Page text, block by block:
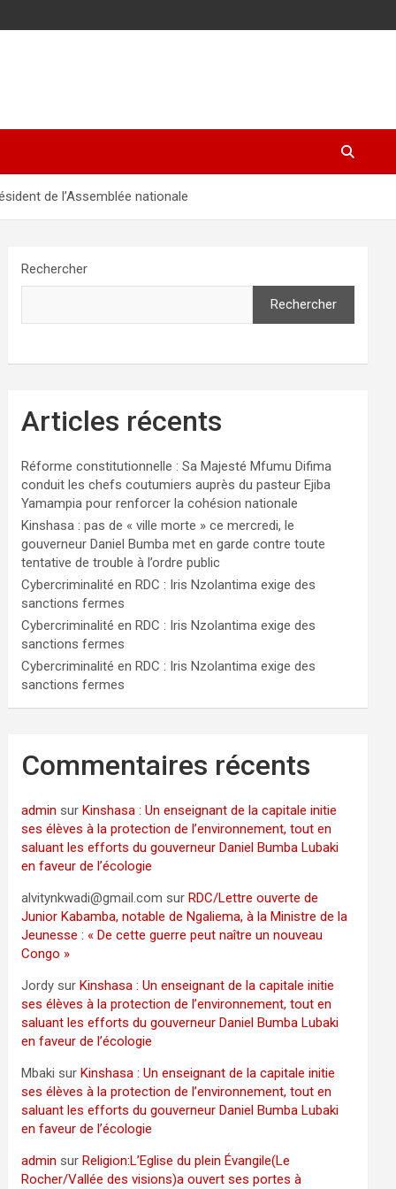
de l’Assemblée nationale
Rechercher
Rechercher
Articles récents
Réforme constitutionnelle : Sa Majesté Mfumu Difima
conduit les chefs coutumiers auprès du pasteur Ejiba
Yamampia pour renforcer la cohésion nationale
Kinshasa : pas de « ville morte » ce mercredi, le
gouverneur Daniel Bumba met en garde contre toute
tentative de trouble à l’ordre public
Cybercriminalité en RDC : Iris Nzolantima exige des
sanctions fermes
Cybercriminalité en RDC : Iris Nzolantima exige des
sanctions fermes
Cybercriminalité en RDC : Iris Nzolantima exige des
sanctions fermes
Commentaires récents
admin surKinshasa : Un enseignant de la capitale initie
ses élèves à la protection de l’environnement, tout en
saluant les efforts du gouverneur Daniel Bumba Lubaki
en faveur de l’écologie
alvitynkwadi@gmail.com surRDC/Lettre ouverte de
Junior Kabamba, notable de Ngaliema, à la Ministre de la
Jeunesse : « De cette guerre peut naître un nouveau
Congo »
Jordy surKinshasa : Un enseignant de la capitale initie
ses élèves à la protection de l’environnement, tout en
saluant les efforts du gouverneur Daniel Bumba Lubaki
en faveur de l’écologie
Mbaki surKinshasa : Un enseignant de la capitale initie
ses élèves à la protection de l’environnement, tout en
saluant les efforts du gouverneur Daniel Bumba Lubaki
en faveur de l’écologie
admin surReligion:L’Eglise du plein Évangile(Le
Rocher/Vallée des visions)a ouvert ses portes à